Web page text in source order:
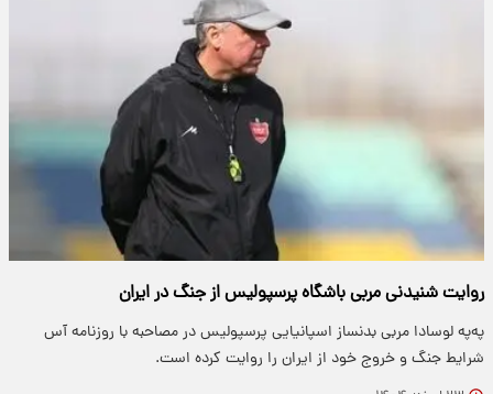
روایت شنیدنی مربی باشگاه پرسپولیس از جنگ در ایران
په‌په لوسادا مربی بدنساز اسپانیایی پرسپولیس در مصاحبه با روزنامه آس
شرایط جنگ و خروج خود از ایران را روایت کرده است.